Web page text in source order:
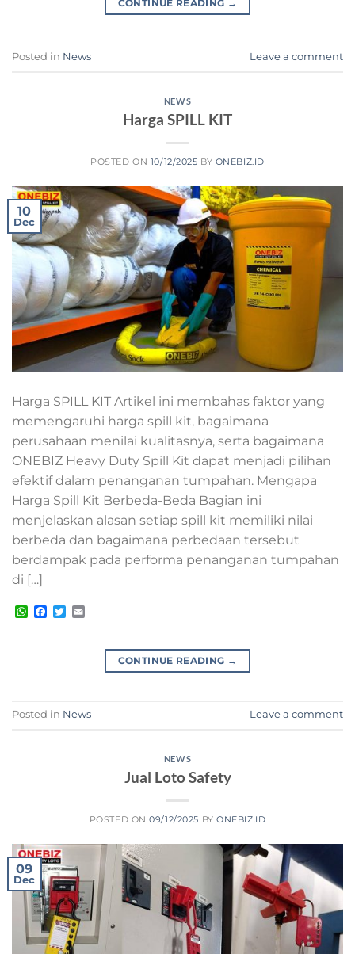
CONTINUE READING →
Posted in News Leave a comment
NEWS
Harga SPILL KIT
POSTED ON 10/12/2025 BY ONEBIZ.ID
10
Dec
Harga SPILL KIT Artikel ini membahas faktor yang
memengaruhi harga spill kit, bagaimana
perusahaan menilai kualitasnya, serta bagaimana
ONEBIZ Heavy Duty Spill Kit dapat menjadi pilihan
efektif dalam penanganan tumpahan. Mengapa
Harga Spill Kit Berbeda-Beda Bagian ini
menjelaskan alasan setiap spill kit memiliki nilai
berbeda dan bagaimana perbedaan tersebut
berdampak pada performa penanganan tumpahan
di […]
WhatsApp
Facebook
Twitter
CONTINUE READING →
Posted in News Leave a comment
NEWS
Jual Loto Safety
POSTED ON09/12/2025 BYONEBIZ.ID
09
Dec